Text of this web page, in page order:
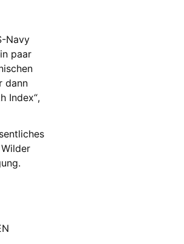
Navy
paar
dann
Index“,